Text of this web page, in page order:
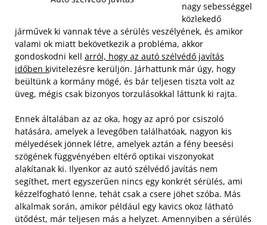
nagy sebességgel
közlekedő
járművek ki vannak téve a sérülés veszélyének, és amikor
valami ok miatt bekövetkezik a probléma, akkor
gondoskodni kell arról, hogy az autó szélvédő javítás
időben kivitelezésre kerüljön. Járhattunk már úgy, hogy
beültünk a kormány mögé, és bár teljesen tiszta volt az
üveg, mégis csak bizonyos torzulásokkal láttunk ki rajta.
Ennek általában az az oka, hogy az apró por csiszoló
hatására, amelyek a levegőben találhatóak, nagyon kis
mélyedések jönnek létre, amelyek aztán a fény beesési
szögének függvényében eltérő optikai viszonyokat
alakítanak ki. Ilyenkor az autó szélvédő javítás nem
segíthet, mert egyszerűen nincs egy konkrét sérülés, ami
kézzelfogható lenne, tehát csak a csere jöhet szóba. Más
alkalmak során, amikor például egy kavics okoz látható
ütődést, már teljesen más a helyzet. Amennyiben a sérülés